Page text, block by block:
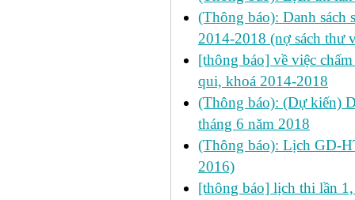
(Thông báo): Danh sách
2014-2018 (nợ sách thư
[thông báo] về việc
qui, khoá 2014-2018
(Thông báo): (Dự kiến)
tháng 6 năm 2018
(Thông báo): Lịch GD-
2016)
[thông báo] lịch thi lần